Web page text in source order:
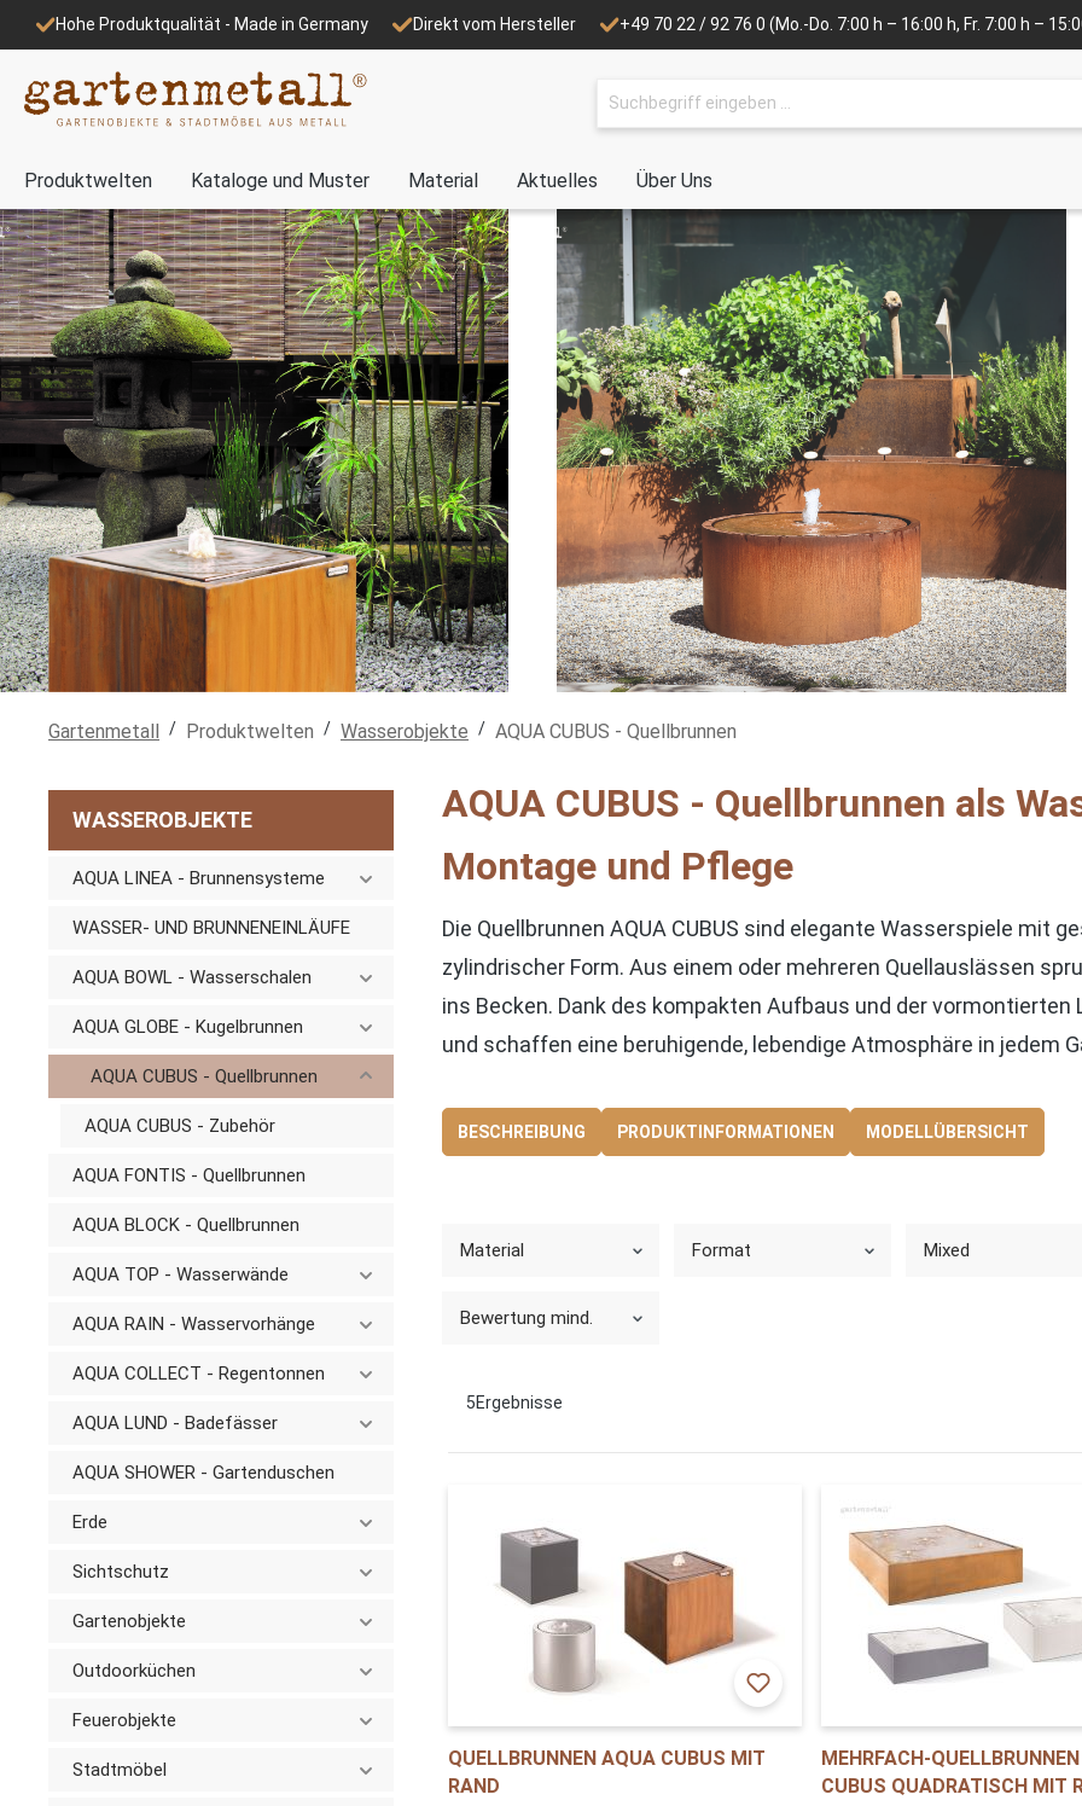
Hohe Produktqualität - Made in Germany Direkt vom Hersteller +49 70 22 / 92 76 0 (Mo.-Do. 7:00 h – 16:00 h, Fr. 7:00 h –
Produktwelten Kataloge und Muster Material Aktuelles Über Uns
Gartenmetall / Produktwelten / Wasserobjekte / AQUA CUBUS - Quellbrunnen
WASSEROBJEKTE
AQUA LINEA - Brunnensysteme
WASSER- UND BRUNNENEINLÄUFE
AQUA BOWL - Wasserschalen
AQUA GLOBE - Kugelbrunnen
AQUA CUBUS - Quellbrunnen
AQUA CUBUS - Zubehör
AQUA FONTIS - Quellbrunnen
AQUA BLOCK - Quellbrunnen
AQUA TOP - Wasserwände
AQUA RAIN - Wasservorhänge
AQUA COLLECT - Regentonnen
AQUA LUND - Badefässer
AQUA SHOWER - Gartenduschen
Erde
Sichtschutz
Gartenobjekte
Outdoorküchen
Feuerobjekte
Stadtmöbel
AQUA CUBUS - Quellbrunnen als
Montage und Pflege
Die Quellbrunnen AQUA CUBUS sind elegante Wasserspiele mit
zylindrischer Form. Aus einem oder mehreren Quellauslässen
ins Becken. Dank des kompakten Aufbaus und der
und schaffen eine beruhigende, lebendige Atmosphäre in jedem
BESCHREIBUNG PRODUKTINFORMATIONEN MODELLÜBERSICHT
Material Format Mixed
Bewertung mind.
5Ergebnisse
QUELLBRUNNEN AQUA CUBUS MIT
RAND
MEHRFACH-
CUBUS QUADRATISCH MIT